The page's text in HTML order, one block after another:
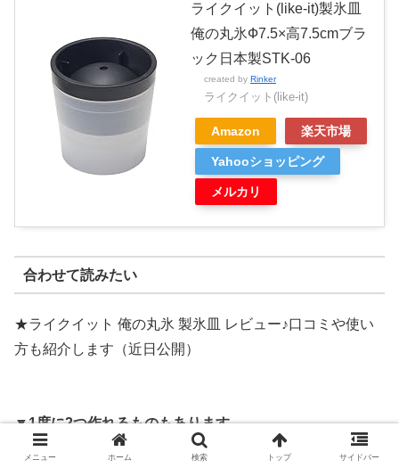
ライクイット(like-it)製氷皿
俺の丸氷Ф7.5×高7.5cmブラ
ック日本製STK-06
created by Rinker
ライクイット(like-it)
Amazon 楽天市場
Yahooショッピング
メルカリ
合わせて読みたい
★ライクイット 俺の丸氷 製氷皿 レビュー♪口コミや使い
方も紹介します（近日公開）
▼1度に2つ作れるものもあります。
メニュー ホーム 検索 トップ サイドバー